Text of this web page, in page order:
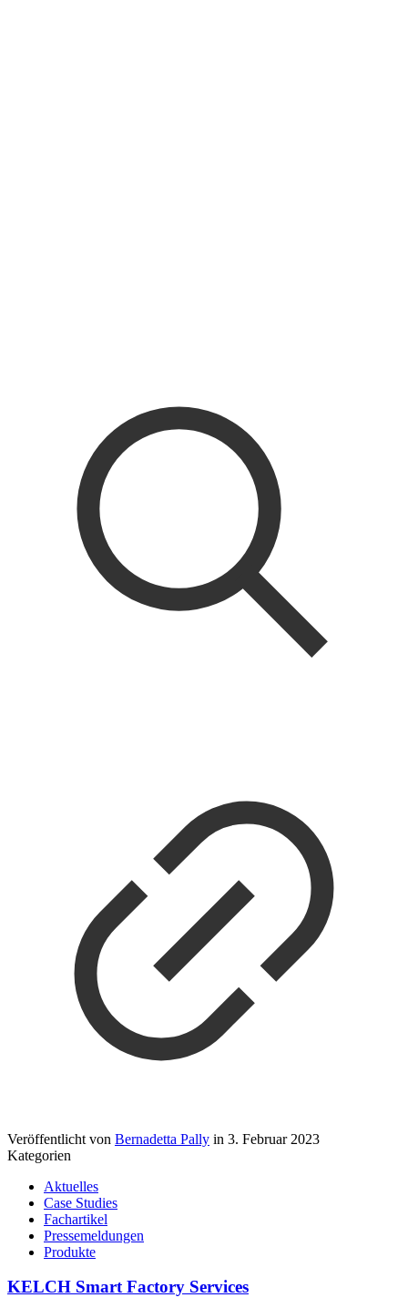
Veröffentlicht von Bernadetta Pally in 3. Februar 2023
Kategorien
Aktuelles
Case Studies
Fachartikel
Pressemeldungen
Produkte
KELCH Smart Factory Services